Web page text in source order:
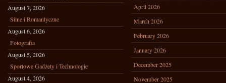
August 7, 2026
Silne i Romantyczne
August 6, 2026
Fotografia
August 5, 2026
Sportowe Gadżety i Technologie
August 4, 2026
April 2026
March 2026
February 2026
January 2026
December 2025
November 2025